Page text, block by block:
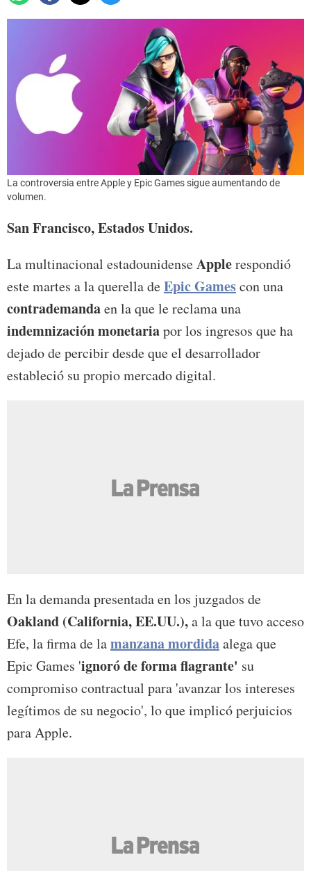
La controversia entre Apple y Epic Games sigue aumentando de
volumen.
San Francisco, Estados Unidos.
La multinacional estadounidenseApplerespondió
este martes a la querella deEpic Gamescon una
contrademandaen la que le reclama una
indemnización monetariapor los ingresos que ha
dejado de percibir desde que el desarrollador
estableció su propio mercado digital.
En la demanda presentada en los juzgados de
Oakland (California, EE.UU.),a la que tuvo acceso
Efe, la firma de lamanzana mordidaalega que
Epic Games 'ignoró de forma flagrante' su
compromiso contractual para 'avanzar los intereses
legítimos de su negocio', lo que implicó perjuicios
para Apple.